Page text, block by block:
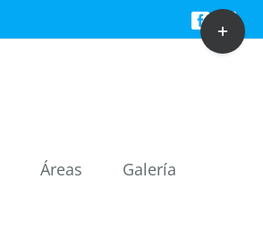
Facebook
Áreas Galería
Toggle
Sliding